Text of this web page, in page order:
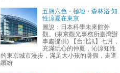
五鹽六色・極地・森林浴 知
性涼夏在東京
圖說：日本科學未來館外
觀。(東京觀光事務所臺灣辦
事處提供) 【台北訊】七月，
充滿玩心的仲夏，沁涼知性
的東京城市漫步，滿足大小孩的暑假，走進
繽紛